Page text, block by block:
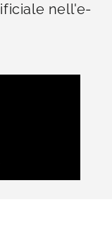
nell'e-